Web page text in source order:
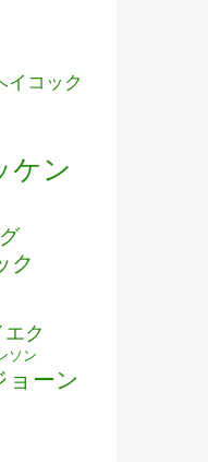
イコック
ケン
ク
ク
ソン
ョーン